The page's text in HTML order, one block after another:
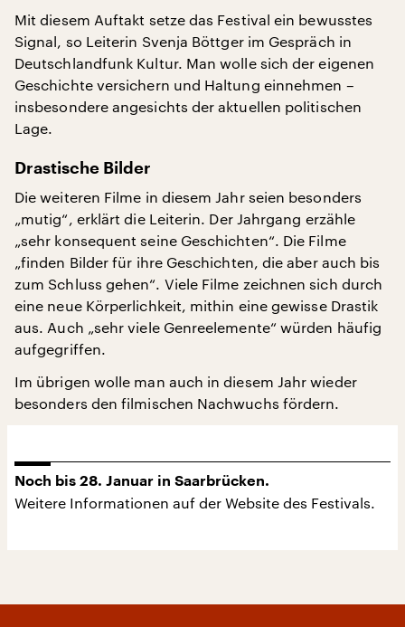
Mit diesem Auftakt setze das Festival ein bewusstes
Signal, so Leiterin Svenja Böttger im Gespräch in
Deutschlandfunk Kultur. Man wolle sich der eigenen
Geschichte versichern und Haltung einnehmen –
insbesondere angesichts der aktuellen politischen
Lage.
Drastische Bilder
Die weiteren Filme in diesem Jahr seien besonders
„mutig“, erklärt die Leiterin. Der Jahrgang erzähle
„sehr konsequent seine Geschichten“. Die Filme
„finden Bilder für ihre Geschichten, die aber auch bis
zum Schluss gehen“. Viele Filme zeichnen sich durch
eine neue Körperlichkeit, mithin eine gewisse Drastik
aus. Auch „sehr viele Genreelemente“ würden häufig
aufgegriffen.
Im übrigen wolle man auch in diesem Jahr wieder
besonders den filmischen Nachwuchs fördern.
Noch bis 28. Januar in Saarbrücken.
Weitere Informationen auf der Website des Festivals.